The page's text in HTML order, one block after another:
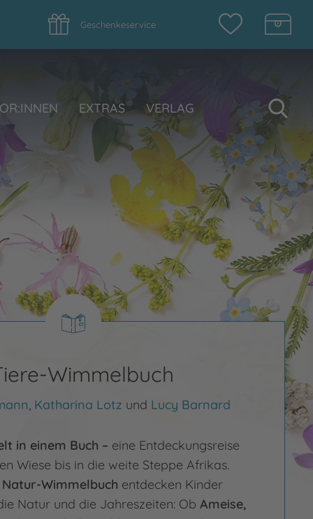
Geschenkeservice
EXTRAS VERLAG
Wimmelbuch
, Katharina Lotz und Lucy Barnard
in einem Buch – eine Entdeckungsreise
Wiese bis in die weite Steppe Afrikas.
Wimmelbuch entdecken Kinder
Natur und die Jahreszeiten: Ob Ameise,